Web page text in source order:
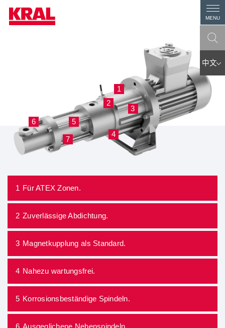
1 Für ATEX Zonen.
2 Zuverlässige Abdichtung.
3 Magnetkupplung als Standard.
4 Nahezu wartungsfrei.
5 Korrosionsbeständige Spindeln.
6 Ausgeglichene Nebenspindeln.
1
2
3
4
5
6
7
1
2
3
4
5
6
7
中文
MENU